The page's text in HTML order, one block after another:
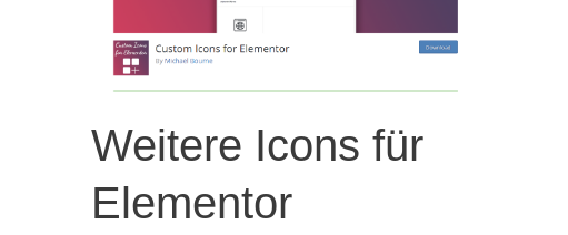
Weitere Icons für
Elementor